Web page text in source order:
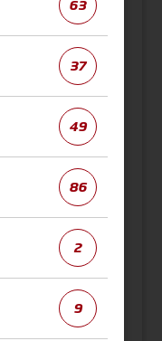
63
37
49
86
2
9